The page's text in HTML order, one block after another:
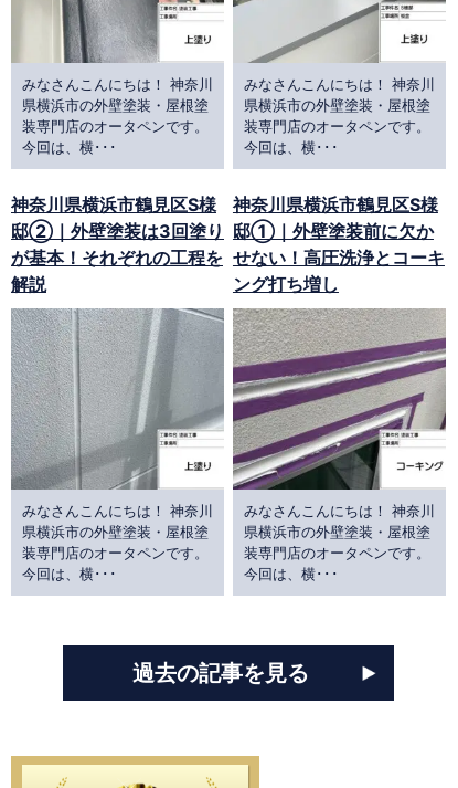
みなさんこんにちは！ 神奈川
県横浜市の外壁塗装・屋根塗
装専門店のオータペンです。
今回は、横･･･
みなさんこんにちは！ 神奈川
県横浜市の外壁塗装・屋根塗
装専門店のオータペンです。
今回は、横･･･
神奈川県横浜市鶴見区S様
邸②｜外壁塗装は3回塗り
が基本！それぞれの工程を
解説
みなさんこんにちは！ 神奈川
県横浜市の外壁塗装・屋根塗
装専門店のオータペンです。
今回は、横･･･
神奈川県横浜市鶴見区S様
邸①｜外壁塗装前に欠か
せない！高圧洗浄とコーキ
ング打ち増し
みなさんこんにちは！ 神奈川
県横浜市の外壁塗装・屋根塗
装専門店のオータペンです。
今回は、横･･･
過去の記事を見る